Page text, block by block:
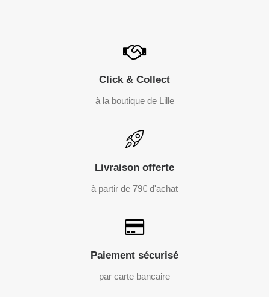
Click & Collect
à la boutique de Lille
Livraison offerte
à partir de 79€ d'achat
Paiement sécurisé
par carte bancaire